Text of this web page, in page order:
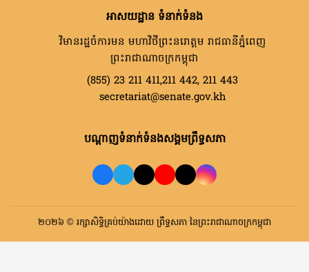
អាសយដ្ឋាន ទំនាក់ទំនង
វិមានរដ្ឋចំការមន មហាវិថីព្រះនរោត្តម រាជធានីភ្នំពេញ
ព្រះរាជាណាចក្រកម្ពុជា
(855) 23 211 411,211 442, 211 443
secretariat@senate.gov.kh
បណ្តាញទំនាក់ទំនងសង្គមព្រឹទ្ធសភា
២០២៦ © រក្សាសិទ្ធិគ្រប់យ៉ាងដោយ ព្រឹទ្ធសភា នៃព្រះរាជាណាចក្រកម្ពុជា